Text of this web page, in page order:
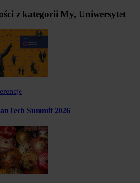
z kategorii My, Uniwersytet
Summit 2026